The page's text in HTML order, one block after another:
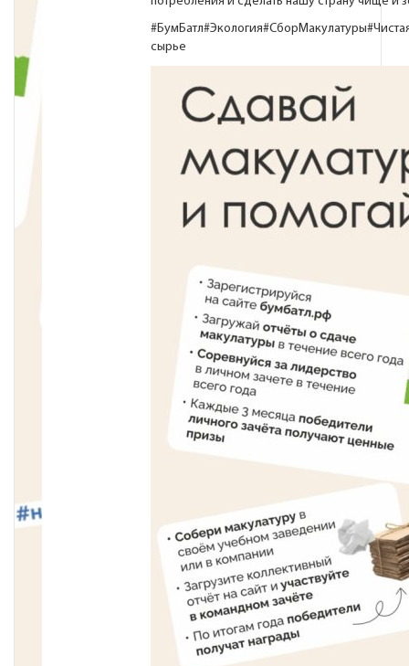
#БумБатл#Экология#СборМакулатуры
сырье